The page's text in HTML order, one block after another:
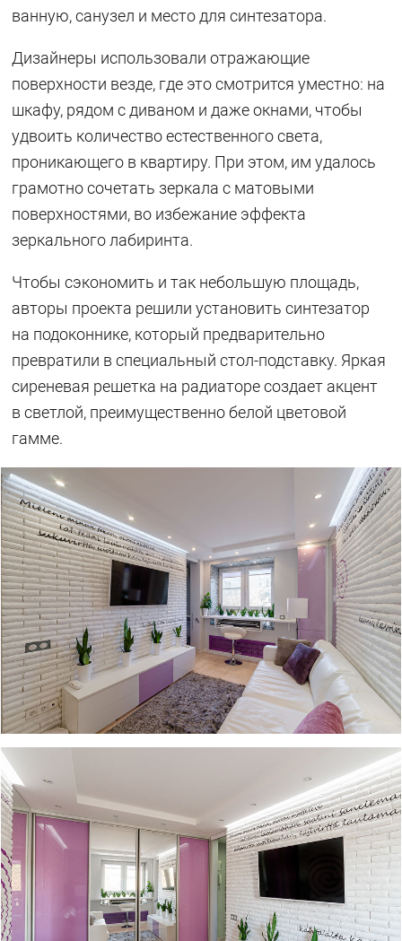
ванную, санузел и место для синтезатора.
Дизайнеры использовали отражающие
поверхности везде, где это смотрится уместно: на
шкафу, рядом с диваном и даже окнами, чтобы
удвоить количество естественного света,
проникающего в квартиру. При этом, им удалось
грамотно сочетать зеркала с матовыми
поверхностями, во избежание эффекта
зеркального лабиринта.
Чтобы сэкономить и так небольшую площадь,
авторы проекта решили установить синтезатор
на подоконнике, который предварительно
превратили в специальный стол-подставку. Яркая
сиреневая решетка на радиаторе создает акцент
в светлой, преимущественно белой цветовой
гамме.